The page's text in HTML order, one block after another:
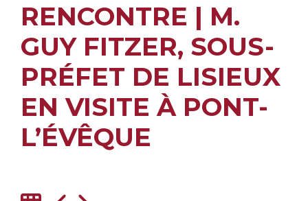
RENCONTRE | M.
GUY FITZER, SOUS-
PRÉFET DE LISIEUX
EN VISITE À PONT-
L’ÉVÊQUE